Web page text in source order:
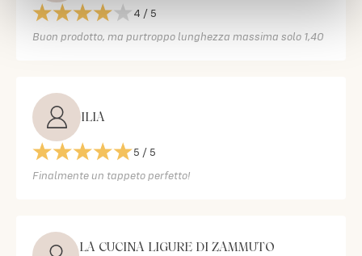
4 / 5
Buon prodotto, ma purtroppo lunghezza massima solo 1,40
ILIA
5 / 5
Finalmente un tappeto perfetto!
LA CUCINA LIGURE DI ZAMMUTO